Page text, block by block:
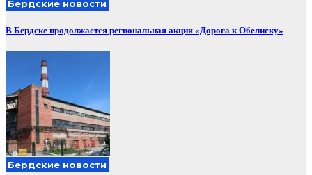
Бердские новости
В Бердске продолжается региональная акция «Дорога к Обелиску»
Бердские новости